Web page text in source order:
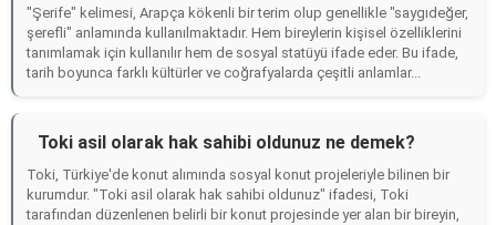
"Şerife" kelimesi, Arapça kökenli bir terim olup genellikle "saygıdeğer,
şerefli" anlamında kullanılmaktadır. Hem bireylerin kişisel özelliklerini
tanımlamak için kullanılır hem de sosyal statüyü ifade eder. Bu ifade,
tarih boyunca farklı kültürler ve coğrafyalarda çeşitli anlamlar...
Toki asil olarak hak sahibi oldunuz ne demek?
Toki, Türkiye'de konut alımında sosyal konut projeleriyle bilinen bir
kurumdur. "Toki asil olarak hak sahibi oldunuz" ifadesi, Toki
tarafından düzenlenen belirli bir konut projesinde yer alan bir bireyin,